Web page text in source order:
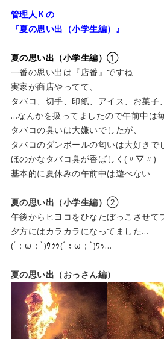
管理人Ｋの
『夏の思い出（小学生編）』
夏の思い出（小学生編）①
一番の思い出は『店番』ですね
実家が商店やってて、
タバコ、切手、印紙、アイス、お菓子
…なんかを扱ってましたので午前中は
タバコの臭いは大嫌いでしたが、
タバコのダンボールの匂いは大好きで
ほのかなタバコ臭が香ばしく(〃▽〃)
基本的に夏休みの午前中は遊べない
夏の思い出（小学生編）②
午後からヒヨコをひなたぼっこさせて
夕方にはカラカラになってました…
(´；ω；`)ｳｩｩ(´；ω；`)ｳｯ…
夏の思い出（おっさん編）